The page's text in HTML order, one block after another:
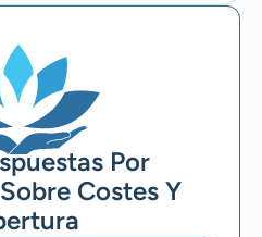
Por
Costes Y